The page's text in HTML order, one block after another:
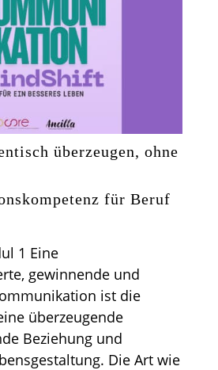
überzeugen, ohne
für Beruf
1 Eine
gewinnende und
ist die
überzeugende
Beziehung und
Die Art wie